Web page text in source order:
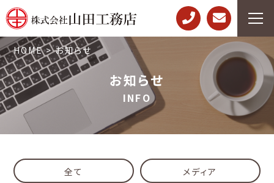
HOME>お知らせ
お知らせ
INFO
全て メディア